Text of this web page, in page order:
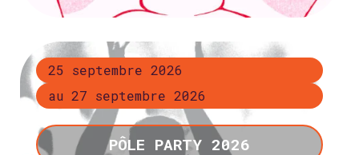
25 septembre 2026
au 27 septembre 2026
PÔLE PARTY 2026
+ d’infos